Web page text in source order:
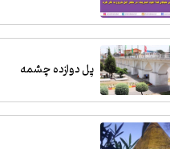
پل دوازده چشمه